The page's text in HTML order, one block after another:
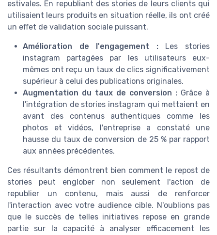
estivales. En republiant des stories de leurs clients qui
utilisaient leurs produits en situation réelle, ils ont créé
un effet de validation sociale puissant.
Amélioration de l'engagement :Les stories
instagram partagées par les utilisateurs eux-
mêmes ont reçu un taux de clics significativement
supérieur à celui des publications originales.
Augmentation du taux de conversion : Grâce à
l'intégration de stories instagram qui mettaient en
avant des contenus authentiques comme les
photos et vidéos, l'entreprise a constaté une
hausse du taux de conversion de 25 % par rapport
aux années précédentes.
Ces résultants démontrent bien comment le repost de
stories peut englober non seulement l'action de
republier un contenu, mais aussi de renforcer
l'interaction avec votre audience cible. N'oublions pas
que le succès de telles initiatives repose en grande
partie sur la capacité à analyser efficacement les